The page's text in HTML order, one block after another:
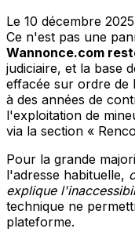
Le 10 décembre
Ce n'est pas une
Wannonce.com
judiciaire, et la base
effacée sur ordre de
à des années de
l'exploitation de
via la section «
Pour la grande
l'adresse habituelle,
explique
technique ne
plateforme.